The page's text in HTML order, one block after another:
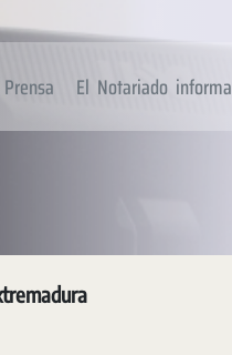
El Notariado informa